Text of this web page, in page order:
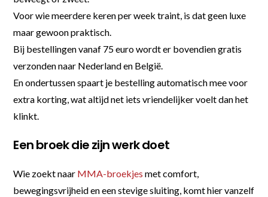
Voor wie meerdere keren per week traint, is dat geen luxe
maar gewoon praktisch.
Bij bestellingen vanaf 75 euro wordt er bovendien gratis
verzonden naar Nederland en België.
En ondertussen spaart je bestelling automatisch mee voor
extra korting, wat altijd net iets vriendelijker voelt dan het
klinkt.
Een broek die zijn werk doet
Wie zoekt naar MMA-broekjes met comfort,
bewegingsvrijheid en een stevige sluiting, komt hier vanzelf